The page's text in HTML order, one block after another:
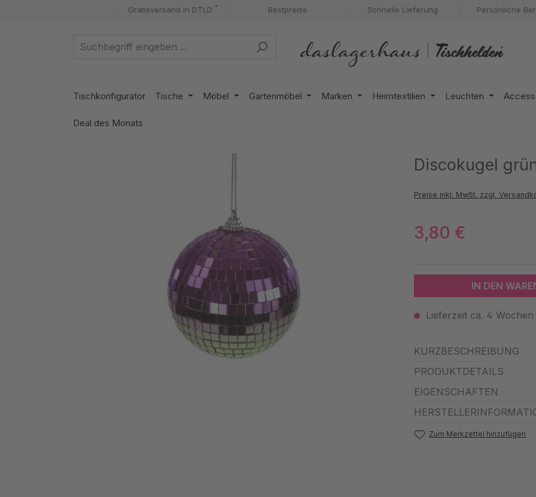
Zur Hauptnavigation springenGratisversand in DTLD * Bestpreise Schnelle Lieferung Persönliche
Tischkonfigurator Tische Möbel Gartenmöbel Marken Heimtextilien Leuchten
Deal des Monats
Discokugel
Preise inkl. MwSt. zzgl.
3,80 €
IN DEN
Lieferzeit ca. 4 Wochen
KURZBESCHREIBUNG
PRODUKTDETAILS
EIGENSCHAFTEN
Zum Merkzettel hinzufügen